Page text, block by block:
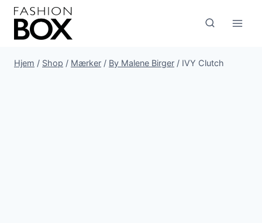
Fortsæt
indhold
Hjem / Shop / Mærker / By Malene Birger / IVY Clutch